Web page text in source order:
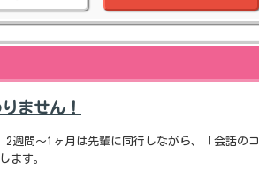
ません！
週間～1ヶ月は先輩に同行しながら、「会話のコ
ます。